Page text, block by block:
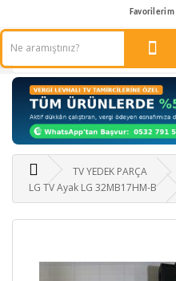
Favorilerim
TV YEDEK PARÇA
LG TV Ayak LG 32MB17HM-B